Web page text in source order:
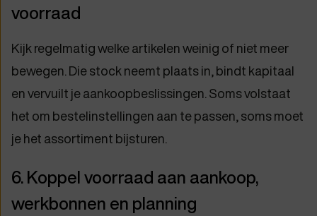
voorraad
Kijk regelmatig welke artikelen weinig of niet meer
bewegen. Die stock neemt plaats in, bindt kapitaal
en vervuilt je aankoopbeslissingen. Soms volstaat
het om bestelinstellingen aan te passen, soms moet
je het assortiment bijsturen.
6. Koppel voorraad aan aankoop,
werkbonnen en planning